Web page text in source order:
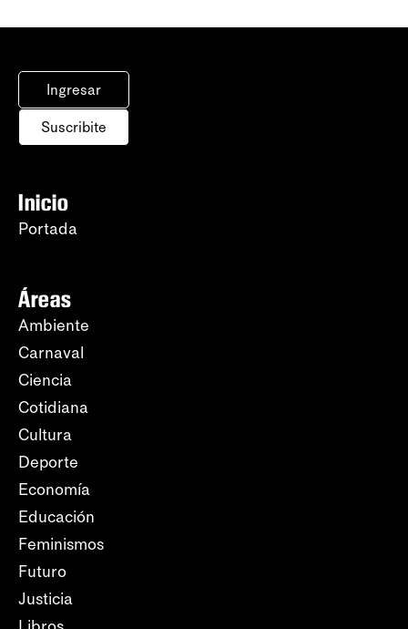
Ingresar
Suscribite
Inicio
Portada
Áreas
Ambiente
Carnaval
Ciencia
Cotidiana
Cultura
Deporte
Economía
Educación
Feminismos
Futuro
Justicia